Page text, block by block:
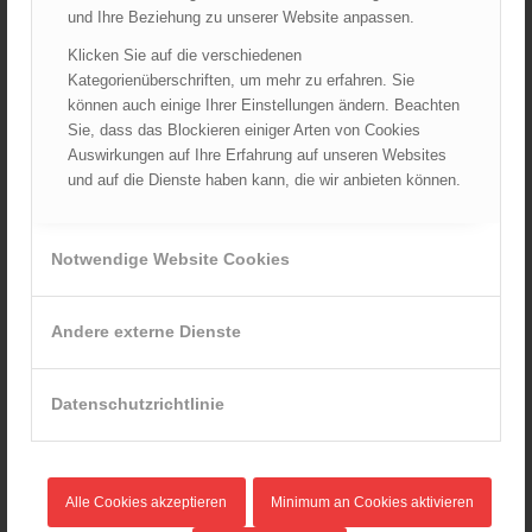
und Ihre Beziehung zu unserer Website anpassen.
Klicken Sie auf die verschiedenen
Kategorienüberschriften, um mehr zu erfahren. Sie
können auch einige Ihrer Einstellungen ändern. Beachten
Sie, dass das Blockieren einiger Arten von Cookies
Auswirkungen auf Ihre Erfahrung auf unseren Websites
und auf die Dienste haben kann, die wir anbieten können.
Notwendige Website Cookies
Andere externe Dienste
Datenschutzrichtlinie
Alle Cookies akzeptieren Minimum an Cookies aktivieren
Einsatzunterstützung –
Pressekonferenz
Im
Steinbruch
Gumpoldskirchen haben Feuerwehr, Rotes Kreuz,
Mitte August zwei erfolgreiche Drohnen-Einsätze vor zahlreichen
Journalisten demonstriert. Vor dem Hintergrund der aktuellen
Drohnenverordnung auch für Feuerwehr & Rettungsdienst) wollte
präsentieren.